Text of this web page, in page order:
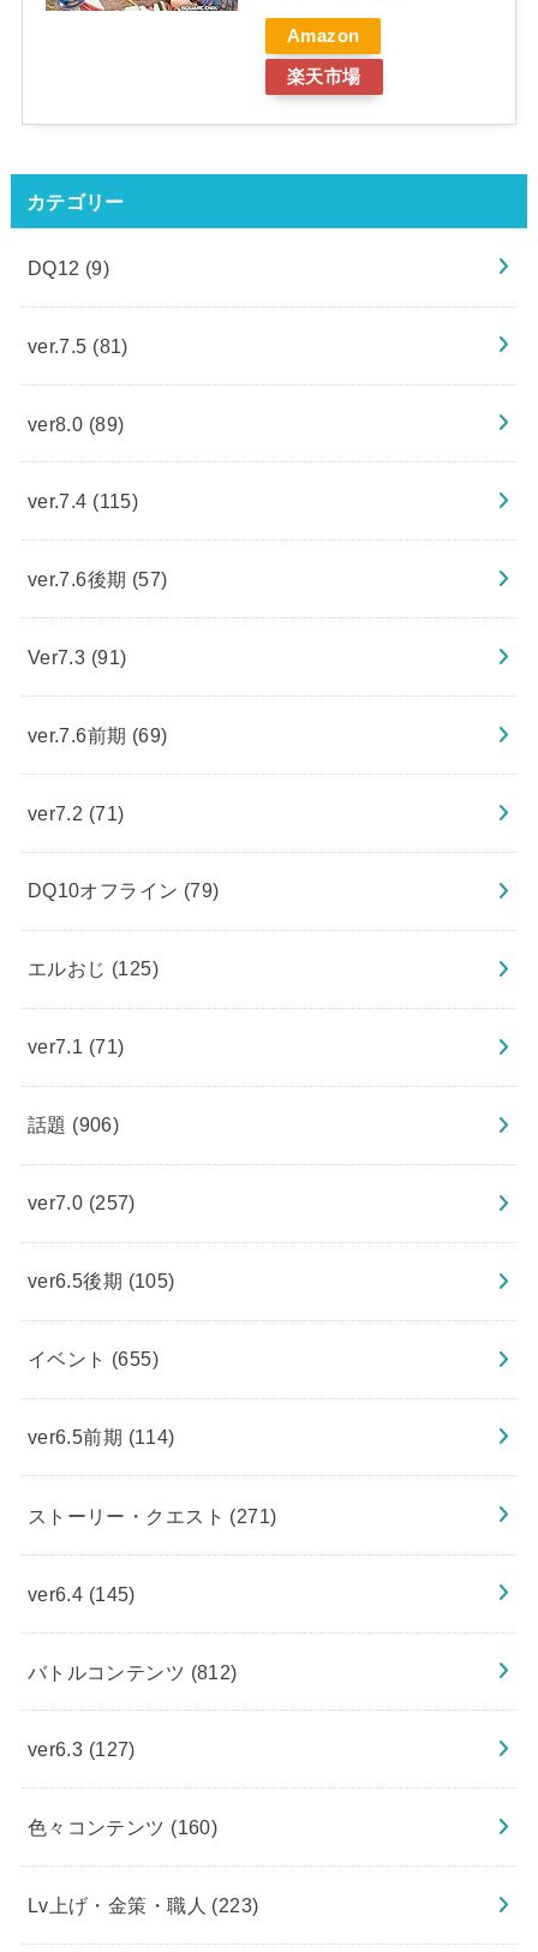
Amazon
楽天市場
カテゴリー
DQ12 (9)
ver.7.5 (81)
ver8.0 (89)
ver.7.4 (115)
ver.7.6後期 (57)
Ver7.3 (91)
ver.7.6前期 (69)
ver7.2 (71)
DQ10オフライン (79)
エルおじ (125)
ver7.1 (71)
話題 (906)
ver7.0 (257)
ver6.5後期 (105)
イベント (655)
ver6.5前期 (114)
ストーリー・クエスト (271)
ver6.4 (145)
バトルコンテンツ (812)
ver6.3 (127)
色々コンテンツ (160)
Lv上げ・金策・職人 (223)